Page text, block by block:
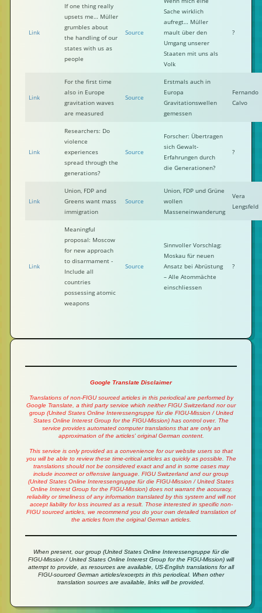
Link
If one thing really
upsets me… Müller
grumbles about
the handling of our
states with us as
people
Source
Sache wirklich
aufregt… Müller
mault über den
Umgang unserer
Staaten mit uns als
Volk
?
Link
For the first time
also in Europe
gravitation waves
are measured
Source
Erstmals auch in
Europa
Gravitationswellen
gemessen
Fernando
Calvo
Link
Researchers: Do
violence
experiences
spread through the
generations?
Source
Forscher: Übertragen
sich Gewalt-
Erfahrungen durch
die Generationen?
?
Link
Union, FDP and
Greens want mass
immigration
Source
Union, FDP und Grüne
wollen
Masseneinwanderung
Vera
Lengsfeld
Link
Meaningful
proposal: Moscow
for new approach
to disarmament -
Include all
countries
possessing atomic
weapons
Source
Sinnvoller Vorschlag:
Moskau für neuen
Ansatz bei Abrüstung
– Alle Atommächte
einschliessen
?
Google Translate Disclaimer
Translations of non-FIGU sourced articles in this periodical are performed by
Google Translate, a third party service which neither FIGU Switzerland nor our
group (United States Online Interessengruppe für die FIGU-Mission / United
States Online Interest Group for the FIGU-Mission) has control over. The
service provides automated computer translations that are only an
approximation of the articles' original German content.
This service is only provided as a convenience for our website users so that
you will be able to review these time-critical articles as quickly as possible. The
translations should not be considered exact and and in some cases may
include incorrect or offensive language. FIGU Switzerland and our group
(United States Online Interessengruppe für die FIGU-Mission / United States
Online Interest Group for the FIGU-Mission) does not warrant the accuracy,
reliability or timeliness of any information translated by this system and will not
accept liability for loss incurred as a result. Those interested in specific non-
FIGU sourced articles, we recommend you do your own detailed translation of
the articles from the original German articles.
When present, our group (United States Online Interessengruppe für die
FIGU-Mission / United States Online Interest Group for the FIGU-Mission) will
attempt to provide, as resources are available, US-English translations for all
FIGU-sourced German articles/excerpts in this periodical. When other
translation sources are available, links will be provided.